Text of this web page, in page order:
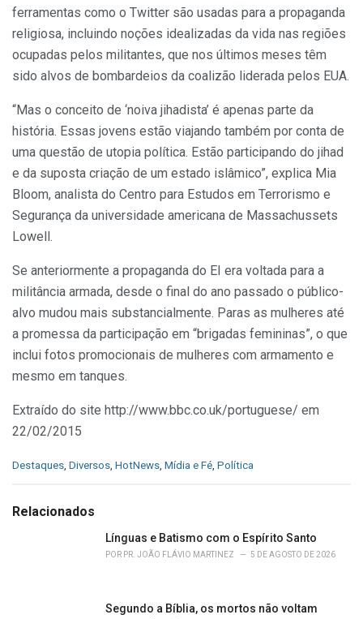
ferramentas como o Twitter são usadas para a propaganda
religiosa, incluindo noções idealizadas da vida nas regiões
ocupadas pelos militantes, que nos últimos meses têm
sido alvos de bombardeios da coalizão liderada pelos EUA.
“Mas o conceito de ‘noiva jihadista’ é apenas parte da
história. Essas jovens estão viajando também por conta de
uma questão de utopia política. Estão participando do jihad
e da suposta criação de um estado islâmico”, explica Mia
Bloom, analista do Centro para Estudos em Terrorismo e
Segurança da universidade americana de Massachussets
Lowell.
Se anteriormente a propaganda do EI era voltada para a
militância armada, desde o final do ano passado o público-
alvo mudou mais substancialmente. Paras as mulheres até
a promessa da participação em “brigadas femininas”, o que
inclui fotos promocionais de mulheres com armamento e
mesmo em tanques.
Extraído do site http://www.bbc.co.uk/portuguese/ em
22/02/2015
C
e
Destaques Diversos HotNews Mídia e Fé Política
Relacionados
Línguas e Batismo com o Espírito Santo
POR PR. JOÃO FLÁVIO MARTINEZ 5 DE AGOSTO DE 2026
Segundo a Bíblia, os mortos não voltam